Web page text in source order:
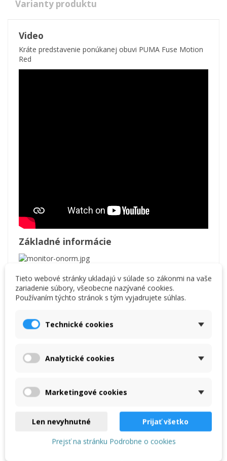
Varianty produktu
Video
Kráte predstavenie ponúkanej obuvi PUMA Fuse Motion
Red
Základné informácie
Bezpečnostná klasifikácia
Obrázok Názov Popis
PLASTOVÁ
ŠPICA
Chráni prsty pred
OCHRANA
PROTI
pred preniknutím
Elastická
ochrana robí
topánky ľahšie a
pružnejšie.
Tieto webové stránky ukladajú v súlade so zákonmi na vaše
zariadenie súbory, všeobecne nazývané cookies.
Používaním týchto stránok s tým vyjadrujete súhlas.
Technické cookies
Analytické cookies
Marketingové cookies
Len nevyhnutné Prijať všetko
Prejsť na stránku Podrobne o cookies